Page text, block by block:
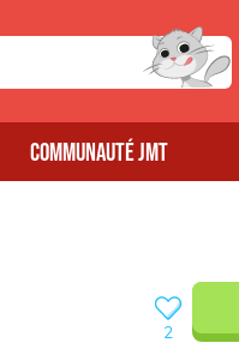
Communauté JMT
2